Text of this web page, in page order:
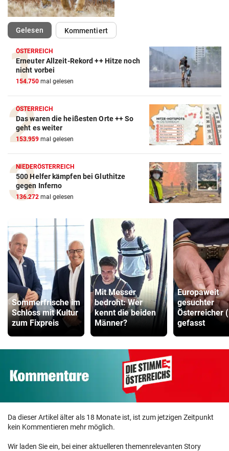
Gelesen(ausgewählt)Kommentiert
ÖSTERREICH
Erneuter Allzeit-Rekord ++ Hitze noch
nicht vorbei
154.750 mal gelesen
ÖSTERREICH
Das waren die heißesten Orte ++ So
geht es weiter
153.959 mal gelesen
NIEDERÖSTERREICH
500 Helfer kämpfen bei Gluthitze
gegen Inferno
136.272 mal gelesen
Sommerfrische im
Schloss mit Kultur
zum Fixpreis
Mit Messer
bedroht: Wer
kennt die beiden
Männer?
Europaweit
gesuchter
Österreicher
gefasst
Da dieser Artikel älter als 18 Monate ist, ist zum jetzigen Zeitpunkt
kein Kommentieren mehr möglich.
Wir laden Sie ein, bei einer aktuelleren themenrelevanten Story